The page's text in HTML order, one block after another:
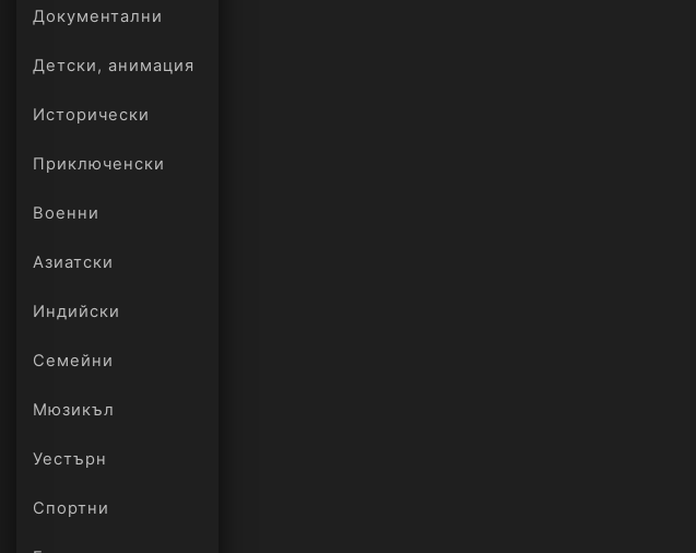
Документални
Детски, анимация
Исторически
Приключенски
Военни
Азиатски
Индийски
Семейни
Мюзикъл
Уестърн
Спортни